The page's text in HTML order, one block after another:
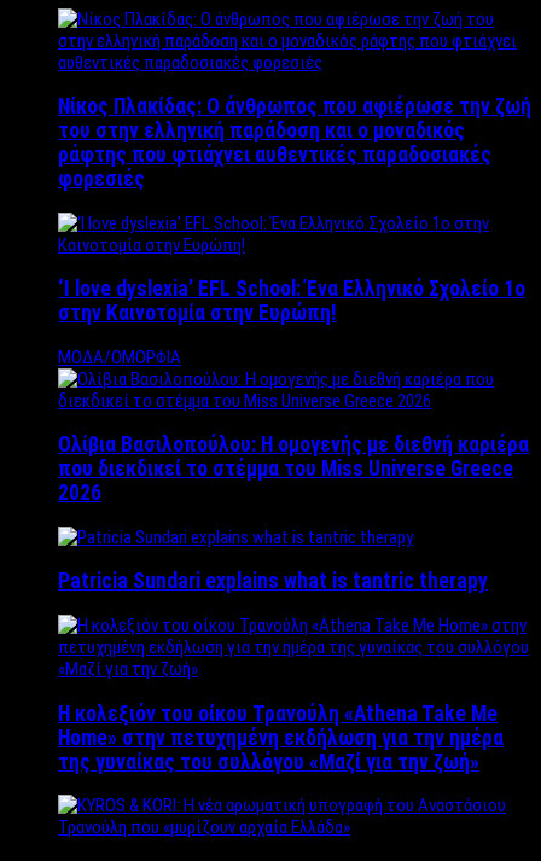
Νίκος Πλακίδας: O άνθρωπος που αφιέρωσε την ζωή
του στην ελληνική παράδοση και ο μοναδικός
ράφτης που φτιάχνει αυθεντικές παραδοσιακές
φορεσιές
‘Ι love dyslexia’ EFL School: Ένα Ελληνικό Σχολείo 1ο
στην Καινοτομία στην Ευρώπη!
ΜΟΔΑ/ΟΜΟΡΦΙΑ
Ολίβια Βασιλοπούλου: Η ομογενής με διεθνή καριέρα
που διεκδικεί το στέμμα του Miss Universe Greece
2026
Patricia Sundari explains what is tantric therapy
Η κολεξιόν του οίκου Τρανούλη «Athena Take Me
Home» στην πετυχημένη εκδήλωση για την ημέρα
της γυναίκας του συλλόγου «Μαζί για την ζωή»